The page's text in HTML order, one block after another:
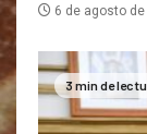
6 de agosto de
3 min de